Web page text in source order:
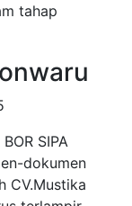
tahap
SIPA
dokumen
CV.Mustika